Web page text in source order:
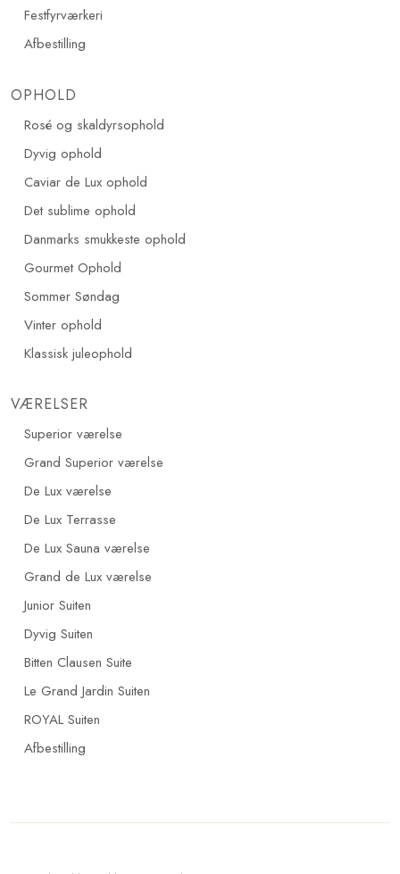
Festfyrværkeri
Afbestilling
OPHOLD
Rosé og skaldyrsophold
Dyvig ophold
Caviar de Lux ophold
Det sublime ophold​
Danmarks smukkeste ophold
Gourmet Ophold
Sommer Søndag
Vinter ophold
Klassisk juleophold
VÆRELSER
Superior værelse
Grand Superior værelse
De Lux værelse
De Lux Terrasse
De Lux Sauna værelse
Grand de Lux værelse
Junior Suiten
Dyvig Suiten
Bitten Clausen Suite
Le Grand Jardin Suiten
ROYAL Suiten
Afbestilling